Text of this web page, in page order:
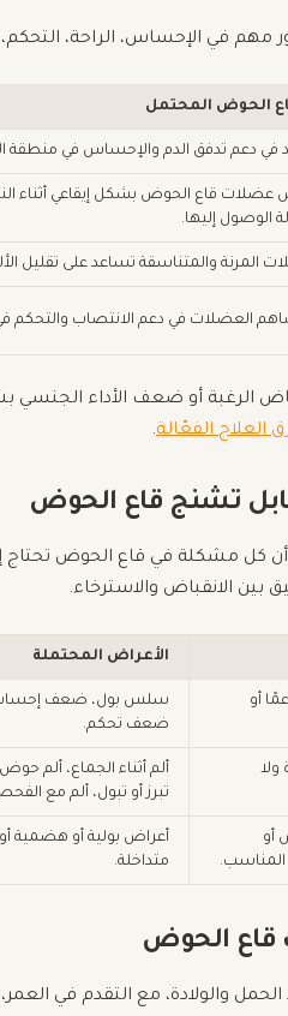
مهم في الإحساس، الراحة،
الحوض المحتمل
في دعم تدفق الدم والإحساس في منطقة
عضلات قاع الحوض بشكل إيقاعي أثناء
الوصول إليها.
المرنة والمتناسقة تساعد على تقليل
العضلات في دعم الانتصاب والتحكم
الرغبة أو ضعف الأداء
الفعّالة.
تشنج قاع الحوض
كل مشكلة في قاع الحوض تحتاج
الانقباض والاسترخاء.
الأعراض المحتملة
أو
سلس بول، ضعف
ضعف تحكم.
ألم أثناء الجماع، ألم
تبرز أو تبول، ألم مع
أو
أعراض بولية أو هضمية
متداخلة.
الحوض
والولادة، مع التقدم في